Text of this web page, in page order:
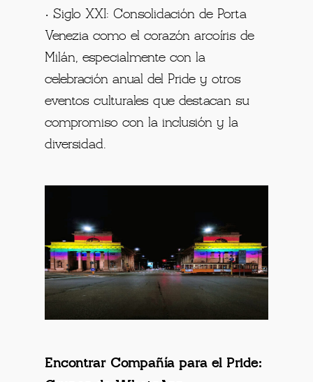
• Siglo XXI: Consolidación de Porta
Venezia como el corazón arcoíris de
Milán, especialmente con la
celebración anual del Pride y otros
eventos culturales que destacan su
compromiso con la inclusión y la
diversidad.
Encontrar Compañía para el Pride: